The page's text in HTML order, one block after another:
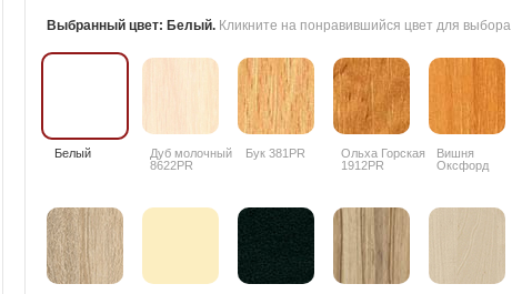
Выбранный цвет: Белый. Кликните на понравившийся цвет для выбора
Белый
Дуб молочный
8622PR
Бук 381PR
Ольха Горская
1912PR
Вишня
Оксфорд